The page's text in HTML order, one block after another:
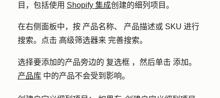
目，包括使用 Shopify 集成创建的细列项目。
在右侧面板中，按 产品名称、 产品描述或 SKU 进行
搜索。点击 高级筛选器来 完善搜索。
选择要添加的产品旁边的 复选框 ，然后单击 添加。
产品库 中的产品不会受到影响。